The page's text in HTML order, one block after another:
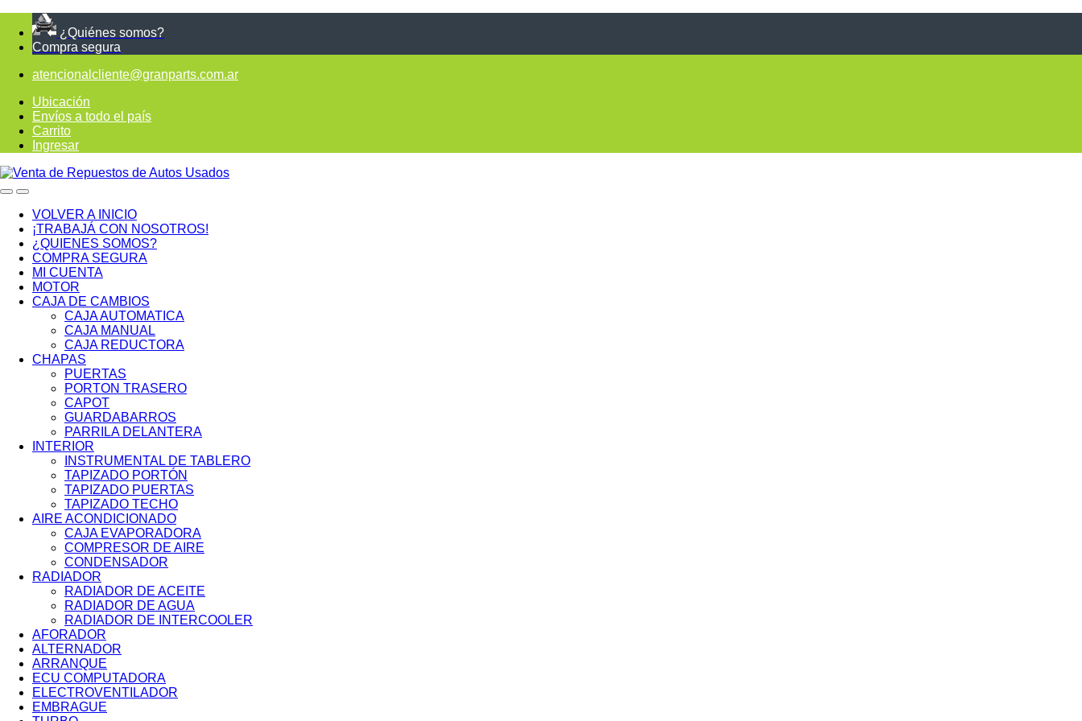
¿Quiénes somos?
Compra segura
atencionalcliente@granparts.com.ar
Ubicación
Envíos a todo el país
Carrito
Ingresar
VOLVER A INICIO
¡TRABAJÁ CON NOSOTROS!
¿QUIENES SOMOS?
COMPRA SEGURA
MI CUENTA
MOTOR
CAJA DE CAMBIOS
CAJA AUTOMATICA
CAJA MANUAL
CAJA REDUCTORA
CHAPAS
PUERTAS
PORTON TRASERO
CAPOT
GUARDABARROS
PARRILA DELANTERA
INTERIOR
INSTRUMENTAL DE TABLERO
TAPIZADO PORTÓN
TAPIZADO PUERTAS
TAPIZADO TECHO
AIRE ACONDICIONADO
CAJA EVAPORADORA
COMPRESOR DE AIRE
CONDENSADOR
RADIADOR
RADIADOR DE ACEITE
RADIADOR DE AGUA
RADIADOR DE INTERCOOLER
AFORADOR
ALTERNADOR
ARRANQUE
ECU COMPUTADORA
ELECTROVENTILADOR
EMBRAGUE